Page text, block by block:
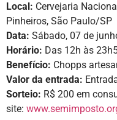
Local: Cervejaria
Pinheiros, São Paulo/SP
Data: Sábado, 07 de
Horário: Das 12h às
Benefício: Chopps
Valor da entrada:
Sorteio: R$ 200 em
site: